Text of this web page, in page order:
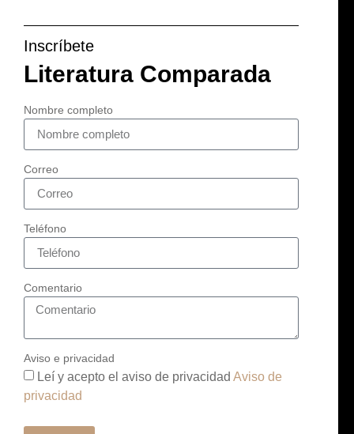
Inscríbete
Literatura Comparada
Nombre completo
Correo
Teléfono
Comentario
Aviso e privacidad
Leí y acepto el aviso de privacidad Aviso de
privacidad